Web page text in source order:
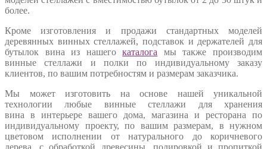
более.
Кроме изготовления и продажи стандартных моделей
деревянных винных стеллажей, подставок и держателей для
бутылок вина из нашегокаталога мы также производим
винные стеллажи и полки по индивидуальному заказу
клиентов, по вашим потребностям и размерам заказчика.
Мы может изготовить на основе нашей уникальной
технологии любые винные стеллажи для хранения
вина в интерьере вашего дома, магазина и ресторана по
индивидуальному проекту, по вашим размерам, в нужном
цветовом исполнении от натурального до коричневого
дерева, с обработкой древесины, полировкой и пропиткой